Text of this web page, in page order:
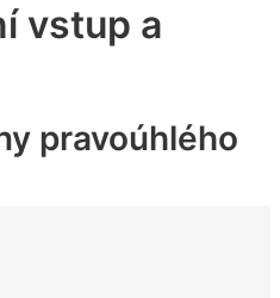
vstup a
pravoúhlého